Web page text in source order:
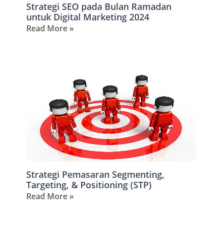
Strategi SEO pada Bulan Ramadan
untuk Digital Marketing 2024
Read More »
Strategi Pemasaran Segmenting,
Targeting, & Positioning (STP)
Read More »